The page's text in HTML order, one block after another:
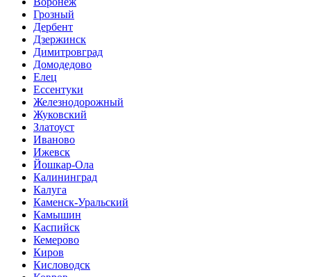
Грозный
Дербент
Дзержинск
Димитровград
Домодедово
Елец
Ессентуки
Железнодорожный
Жуковский
Златоуст
Иваново
Ижевск
Йошкар-Ола
Калининград
Калуга
Каменск-Уральский
Камышин
Каспийск
Кемерово
Киров
Кисловодск